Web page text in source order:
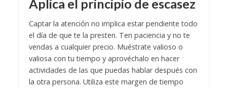
Aplica el principio de escasez
Captar la atención no implica estar pendiente todo
el día de que te la presten. Ten paciencia y no te
vendas a cualquier precio. Muéstrate valioso o
valiosa con tu tiempo y aprovéchalo en hacer
actividades de las que puedas hablar después con
la otra persona. Utiliza este margen de tiempo